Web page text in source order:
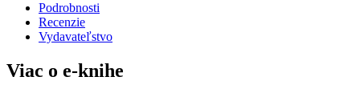
Podrobnosti
Recenzie
Vydavateľstvo
Viac o e-knihe